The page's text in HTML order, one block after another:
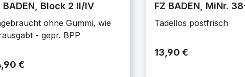
BADEN, Block 2 II/IV
ohne Gummi, wie
- gepr. BPP
€
FZ BADEN, MiNr.
Tadellos postfrisch
13,90 €